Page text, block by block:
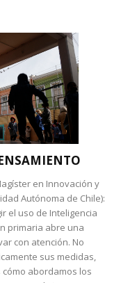
en Innovación y
Autónoma de Chile):
el uso de Inteligencia
primaria abre una
con atención. No
sus medidas,
abordamos los